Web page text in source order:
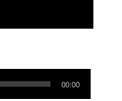
00:00